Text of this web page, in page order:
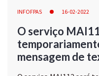
INFOFPAS 16-02-2022
O serviço
mensagem de